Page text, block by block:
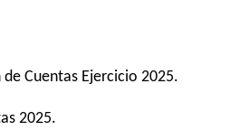
Cuentas Ejercicio 2025.
2025.